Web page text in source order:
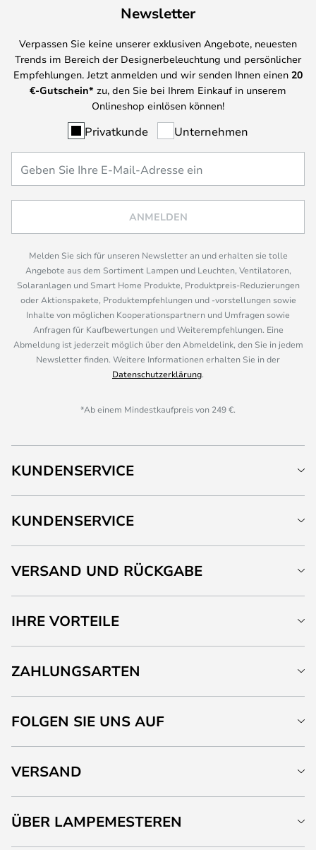
Newsletter
Verpassen Sie keine unserer exklusiven Angebote, neuesten
Trends im Bereich der Designerbeleuchtung und persönlicher
Empfehlungen. Jetzt anmelden und wir senden Ihnen einen 20
€-Gutschein* zu, den Sie bei Ihrem Einkauf in unserem
Onlineshop einlösen können!
Privatkunde Unternehmen
ANMELDEN
Melden Sie sich für unseren Newsletter an und erhalten sie tolle
Angebote aus dem Sortiment Lampen und Leuchten, Ventilatoren,
Solaranlagen und Smart Home Produkte, Produktpreis-Reduzierungen
oder Aktionspakete, Produktempfehlungen und -vorstellungen sowie
Inhalte von möglichen Kooperationspartnern und Umfragen sowie
Anfragen für Kaufbewertungen und Weiterempfehlungen. Eine
Abmeldung ist jederzeit möglich über den Abmeldelink, den Sie in jedem
Newsletter finden. Weitere Informationen erhalten Sie in der
Datenschutzerklärung.
*Ab einem Mindestkaufpreis von 249 €.
KUNDENSERVICE
KUNDENSERVICE
VERSAND UND RÜCKGABE
IHRE VORTEILE
ZAHLUNGSARTEN
FOLGEN SIE UNS AUF
VERSAND
ÜBER LAMPEMESTEREN